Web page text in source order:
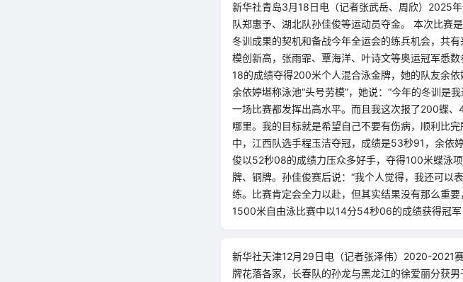
新华社青岛3月18日电（记者张武岳、周欣）2025
队郑惠予、湖北队孙佳俊等运动员夺金。 本次比赛
冬训成果的契机和备战今年全运会的练兵机会，共
模创新高，张雨霏、覃海洋、叶诗文等奥运冠军悉
18的成绩夺得200米个人混合泳金牌，她的队友余
余依婷堪称泳池“头号劳模”，她说：“今年的冬训是
一场比赛都发挥出高水平。而且我这次报了200蝶
哪里。我的目标就是希望自己不要有伤病，顺利比
中，江西队选手程玉洁夺冠，成绩是53秒91，余依
俊以52秒08的成绩力压众多好手，夺得100米蝶泳
牌、铜牌。孙佳俊赛后说：“我个人觉得，我还可以
练。比赛肯定会全力以赴，但其实结果没有那么重
1500米自由泳比赛中以14分54秒06的成绩获得冠军
新华社天津12月29日电（记者张泽伟）2020-2021
牌花落各家，长春队的孙龙与黑龙江的徐爱丽分获